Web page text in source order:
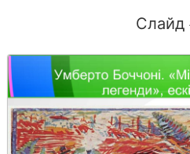
Слайд